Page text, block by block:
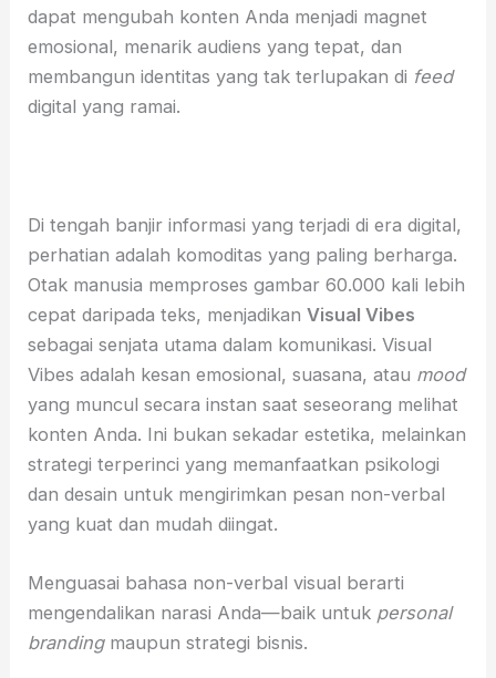
dapat mengubah konten Anda menjadi magnet
emosional, menarik audiens yang tepat, dan
membangun identitas yang tak terlupakan di feed
digital yang ramai.
Di tengah banjir informasi yang terjadi di era digital,
perhatian adalah komoditas yang paling berharga.
Otak manusia memproses gambar 60.000 kali lebih
cepat daripada teks, menjadikanVisual Vibes
sebagai senjata utama dalam komunikasi. Visual
Vibes adalah kesan emosional, suasana, atau mood
yang muncul secara instan saat seseorang melihat
konten Anda. Ini bukan sekadar estetika, melainkan
strategi terperinci yang memanfaatkan psikologi
dan desain untuk mengirimkan pesan non-verbal
yang kuat dan mudah diingat.
Menguasai bahasa non-verbal visual berarti
mengendalikan narasi Anda—baik untuk personal
brandingmaupun strategi bisnis.